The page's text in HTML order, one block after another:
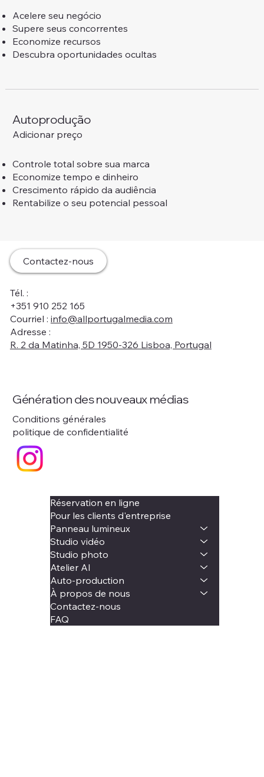
Acelere seu negócio
Supere seus concorrentes
Economize recursos
Descubra oportunidades ocultas
Autoprodução
Adicionar preço
Controle total sobre sua marca
Economize tempo e dinheiro
Crescimento rápido da audiência
Rentabilize o seu potencial pessoal
Contactez-nous
Tél. :
+351 910 252 165
Courriel : info@allportugalmedia.com
Adresse :
R. 2 da Matinha, 5D 1950-326 Lisboa, Portugal
Réservation en ligne
Pour les clients d'entreprise
Panneau lumineux
Studio vidéo
Studio photo
Atelier AI
Auto-production
À propos de nous
Contactez-nous
FAQ
Génération des nouveaux médias
Conditions générales
politique de confidentialité